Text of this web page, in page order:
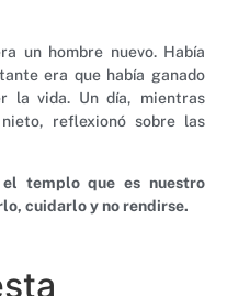
un hombre nuevo. Había
era que había ganado
la vida. Un día, mientras
reflexionó sobre las
templo que es nuestro
cuidarlo y no rendirse.